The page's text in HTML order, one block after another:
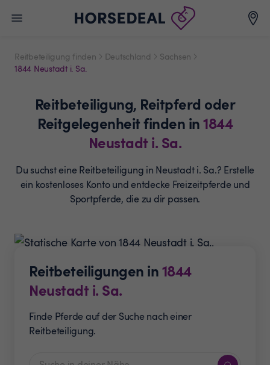
Reitbeteiligung finden Deutschland
Sachsen
1844 Neustadt i. Sa.
Reitbeteiligung, Reitpferd oder
Reitgelegenheitfinden in1844
Neustadt i. Sa.
Du suchst eine Reitbeteiligung in Neustadt i. Sa.? Erstelle
ein kostenloses Konto und entdecke Freizeitpferde und
Sportpferde, die zu dir passen.
Reitbeteiligungen in1844
Neustadt i. Sa.
Finde Pferde auf der Suche nach einer
Reitbeteiligung.